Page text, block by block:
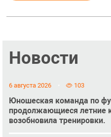
Новости
6 августа 2026 103
Юношеская команда по
продолжающиеся летние
возобновила тренировки.